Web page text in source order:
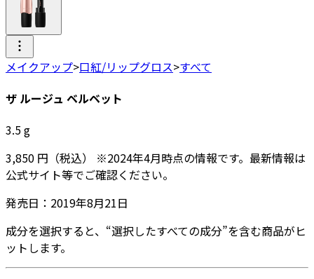
メイクアップ>口紅/リップグロス>すべて
ザ ルージュ ベルベット
3.5g
3,850 円 （税込） ※2024年4月時点の情報です。最新情報は
公式サイト等でご確認ください。
発売日： 2019年8月21日
成分を選択すると、“選択したすべての成分”を含む商品がヒ
ットします。